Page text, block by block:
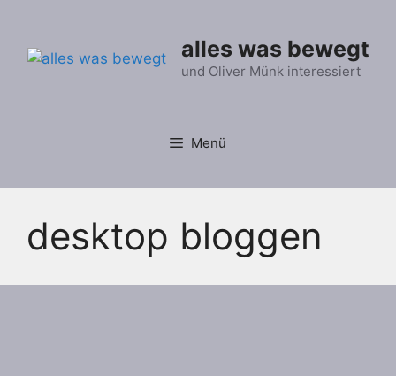
springen
alles was bewegt
und Oliver Münk interessiert
Menü
desktop bloggen